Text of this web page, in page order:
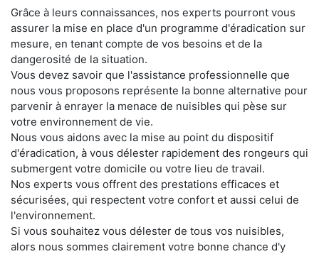
Grâce à leurs connaissances, nos experts pourront vous
assurer la mise en place d'un programme d'éradication sur
mesure, en tenant compte de vos besoins et de la
dangerosité de la situation.
Vous devez savoir que l'assistance professionnelle que
nous vous proposons représente la bonne alternative pour
parvenir à enrayer la menace de nuisibles qui pèse sur
votre environnement de vie.
Nous vous aidons avec la mise au point du dispositif
d'éradication, à vous délester rapidement des rongeurs qui
submergent votre domicile ou votre lieu de travail.
Nos experts vous offrent des prestations efficaces et
sécurisées, qui respectent votre confort et aussi celui de
l'environnement.
Si vous souhaitez vous délester de tous vos nuisibles,
alors nous sommes clairement votre bonne chance d'y